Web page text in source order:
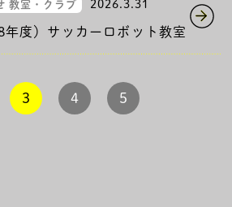
教室・クラブ 2026.3.31
年度）サッカーロボット教室
3 4 5